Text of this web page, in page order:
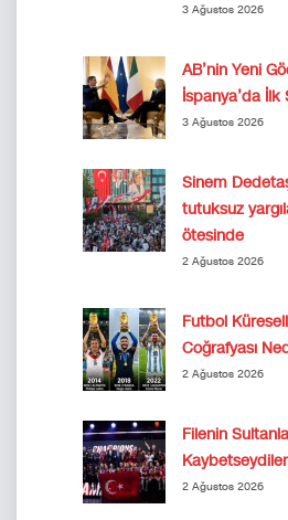
3 Ağustos 2026
AB’nin Yeni
İspanya’da İlk
3 Ağustos 2026
Sinem
tutuksuz
ötesinde
2 Ağustos 2026
Futbol
Coğrafyası
2 Ağustos 2026
Filenin
2 Ağustos 2026